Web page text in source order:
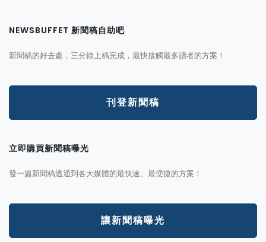
NEWSBUFFET 新聞稿自助吧
新聞稿的好去處，三分鐘上稿完成，最快接觸最多讀者的方案！
刊登新聞稿
立即購買新聞稿曝光
發一篇新聞稿透通到各大媒體的最快速、最便捷的方案！
讓新聞稿曝光